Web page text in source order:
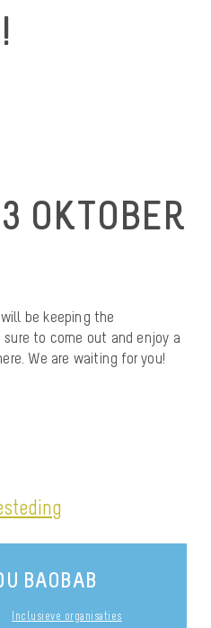
OKTOBER
be keeping the
sure to come out and enjoy a
We are waiting for you!
BAOBAB
Inclusieve organisaties